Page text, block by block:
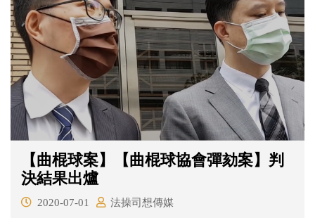
【曲棍球案】【曲棍球協會彈劾案】判
決結果出爐
2020-07-01
法操司想傳媒